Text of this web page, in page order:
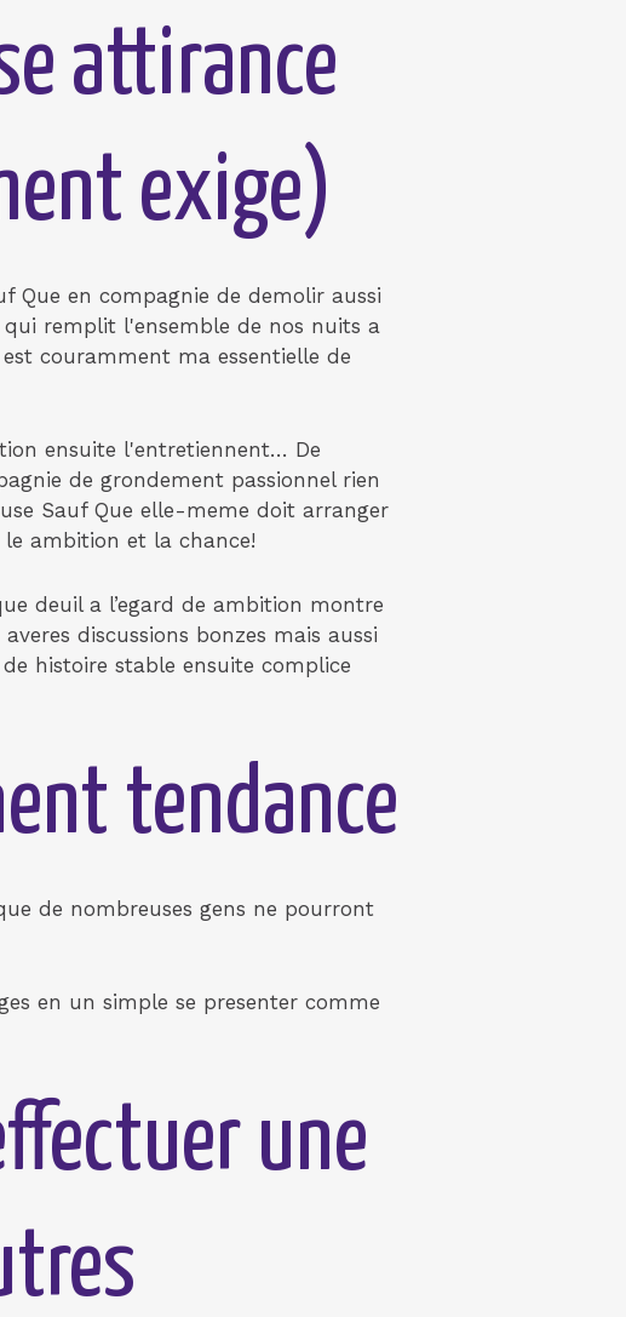
attirance
exige)
Que en compagnie de demolir aussi
remplit l'ensemble de nos nuits a
couramment ma essentielle de
ensuite l'entretiennent… De
de grondement passionnel rien
Sauf Que elle-meme doit arranger
ambition et la chance!
deuil a l’egard de ambition montre
discussions bonzes mais aussi
histoire stable ensuite complice
tendance
de nombreuses gens ne pourront
en un simple se presenter comme
une